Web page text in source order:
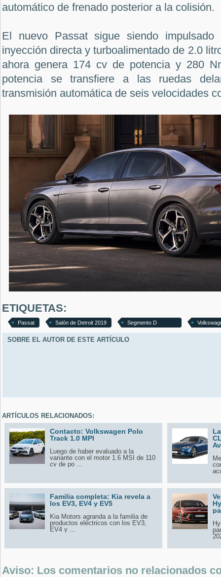
automático de frenado posterior a la colisión.
El nuevo Passat sigue siendo
inyección directa y turboalimentado de 2.0
ahora genera 174 cv de potencia y 280
potencia se transfiere a las ruedas
transmisión automática de seis velocidades
ETIQUETAS:
Passat Salón de Detroit 2019 Segmento D
SOBRE EL AUTOR DE ESTE ARTÍCULO
ARTÍCULOS RELACIONADOS:
Contacto: Volkswagen Polo
Track 1.0 MPI
Luego de haber evaluado a la
variante con el motor 1.6 MSI de 110
cv de po ...
Familia completa: Kia revela a
los EV3, EV4 y EV5
Kia Motors agranda a la familia de
productos eléctricos con los EV3,
EV4 y ...
Aviso: Los comentarios no relacionados